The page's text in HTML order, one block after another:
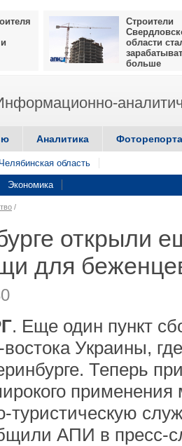
Строители
области
больше
Аналитика
Челябинская область
Экономика
/
открыли
для
. Еще один пункт
Украины,
Теперь
применения
АПИ в пресс-